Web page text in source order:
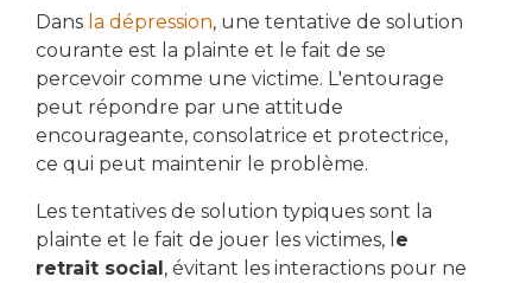
Dans la dépression, une tentative de solution
courante est la plainte et le fait de se
percevoir comme une victime. L'entourage
peut répondre par une attitude
encourageante, consolatrice et protectrice,
ce qui peut maintenir le problème.
Les tentatives de solution typiques sont la
plainte et le fait de jouer les victimes, l e
retrait social, évitant les interactions pour ne